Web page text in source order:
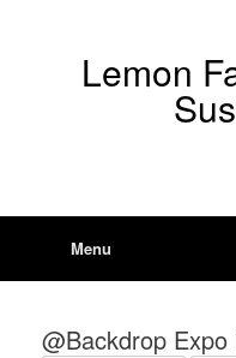
Lemon
Menu
@Backdrop